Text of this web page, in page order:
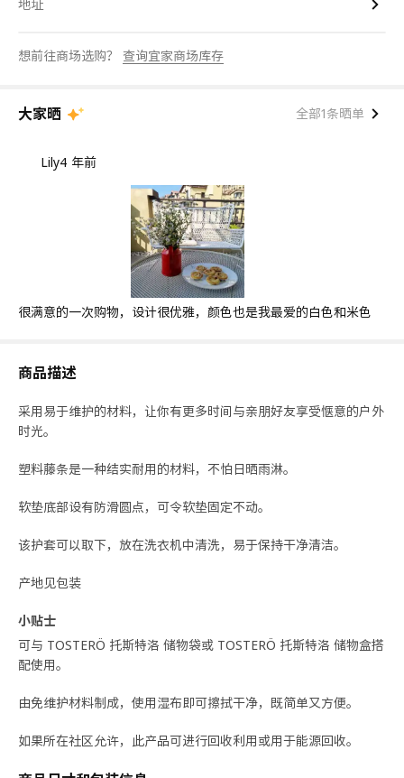
地址
想前往商场选购？ 查询宜家商场库存
大家晒 全部1条晒单
Lily4 年前
很满意的一次购物，设计很优雅，颜色也是我最爱的白色和米色
商品描述
采用易于维护的材料，让你有更多时间与亲朋好友享受惬意的户外
时光。
塑料藤条是一种结实耐用的材料，不怕日晒雨淋。
软垫底部设有防滑圆点，可令软垫固定不动。
该护套可以取下，放在洗衣机中清洗，易于保持干净清洁。
产地见包装
小贴士
可与 TOSTERÖ 托斯特洛 储物袋或 TOSTERÖ 托斯特洛 储物盒搭
配使用。
由免维护材料制成，使用湿布即可擦拭干净，既简单又方便。
如果所在社区允许，此产品可进行回收利用或用于能源回收。